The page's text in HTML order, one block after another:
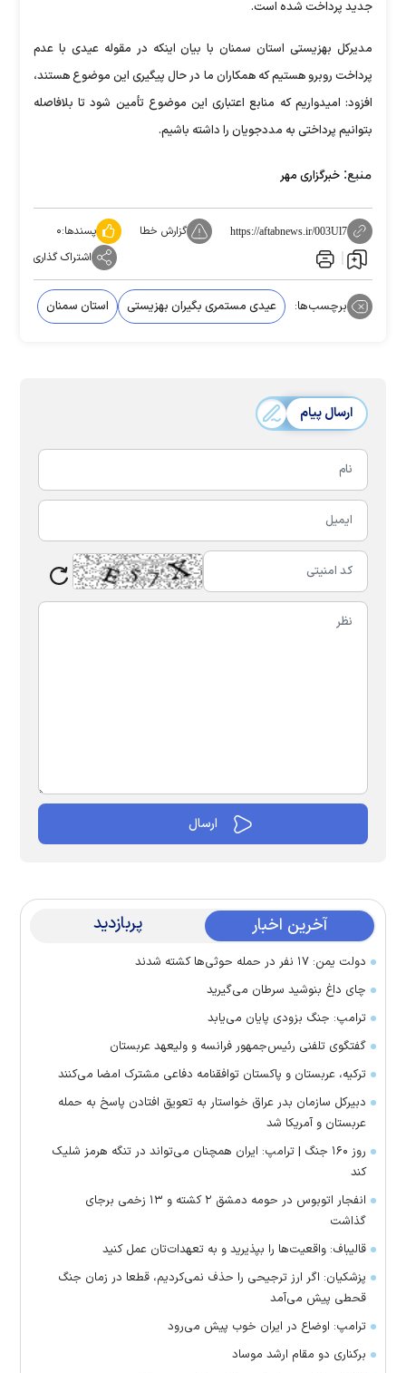
جدید پرداخت شده است.
مدیرکل بهزیستی استان سمنان با بیان اینکه در مقوله عیدی با عدم
پرداخت روبرو هستیم که همکاران ما در حال پیگیری این موضوع هستند،
افزود: امیدواریم که منابع اعتباری این موضوع تأمین شود تا بلافاصله
بتوانیم پرداختی به مددجویان را داشته باشیم.
منبع: خبرگزاری مهر
https://aftabnews.ir/003Ul7 گزارش خطا پسندها:۰
اشتراک گذاری
برچسب‌ها: عیدی مستمری بگیران بهزیستی استان سمنان
ارسال پیام
آخرین اخبار پربازدید
دولت یمن: ۱۷ نفر در حمله حوثی‌ها کشته شدند
چای داغ بنوشید سرطان می‌گیرید
ترامپ: جنگ بزودی پایان می‌یابد
گفتگوی تلفنی رئیس‌جمهور فرانسه و ولیعهد عربستان
ترکیه، عربستان و پاکستان توافقنامه دفاعی مشترک امضا می‌کنند
دبیرکل سازمان بدر عراق خواستار به تعویق افتادن پاسخ به حمله
عربستان و آمریکا شد
روز ۱۶۰ جنگ | ترامپ: ایران همچنان می‌تواند در تنگه هرمز شلیک
کند
انفجار اتوبوس در حومه دمشق ۲ کشته و ۱۳ زخمی برجای
گذاشت
قالیباف: واقعیت‌ها را بپذیرید و به تعهدات‌تان عمل کنید
پزشکیان: اگر ارز ترجیحی را حذف نمی‌کردیم، قطعا در زمان جنگ
قحطی پیش می‌آمد
ترامپ: اوضاع در ایران خوب پیش می‌رود
برکناری دو مقام ارشد موساد